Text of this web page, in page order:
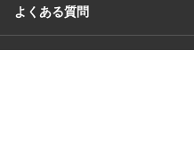
よくある質問